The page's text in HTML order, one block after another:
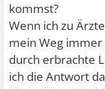
kommst?
Wenn ich zu
mein Weg
durch erbrachte
ich die Antwort